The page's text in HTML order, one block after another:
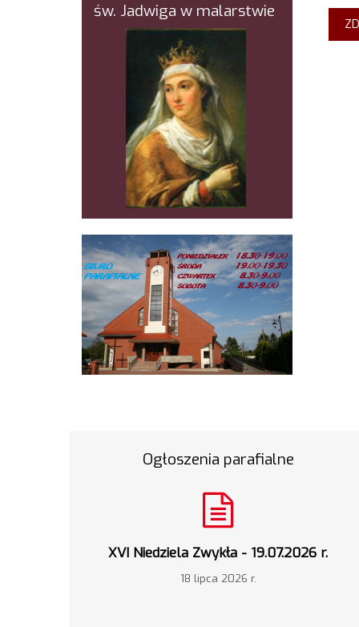
św. Jadwiga w malarstwie
Ogłoszenia parafialne
XVI Niedziela Zwykła - 19.07.2026 r.
18 lipca 2026 r.